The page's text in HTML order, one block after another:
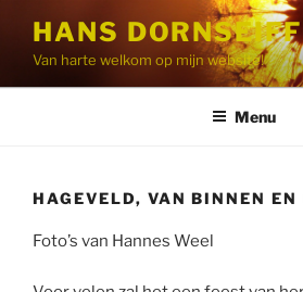
inhoud
HANS
Van harte welkom op mijn website!
Menu
HAGEVELD, VAN BINNEN EN
Foto’s van Hannes Weel